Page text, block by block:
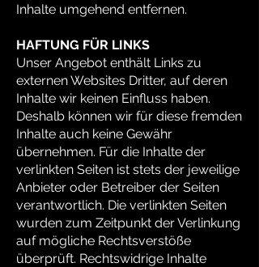
Inhalte umgehend entfernen.
HAFTUNG FÜR LINKS
Unser Angebot enthält Links zu
externen Websites Dritter, auf deren
Inhalte wir keinen Einfluss haben.
Deshalb können wir für diese fremden
Inhalte auch keine Gewähr
übernehmen. Für die Inhalte der
verlinkten Seiten ist stets der jeweilige
Anbieter oder Betreiber der Seiten
verantwortlich. Die verlinkten Seiten
wurden zum Zeitpunkt der Verlinkung
auf mögliche Rechtsverstöße
überprüft. Rechtswidrige Inhalte